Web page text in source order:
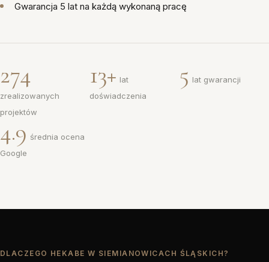
Gwarancja 5 lat na każdą wykonaną pracę
274
zrealizowanych
projektów
13+ lat
doświadczenia
5 lat gwarancji
4.9 średnia ocena
Google
DLACZEGO HEKABE W SIEMIANOWICACH ŚLĄSKICH?